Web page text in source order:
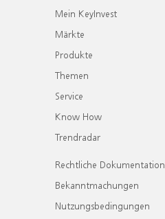
Mein KeyInvest
Märkte
Produkte
Themen
Service
Know How
Trendradar
Rechtliche Dokumentation
Bekanntmachungen
Nutzungsbedingungen